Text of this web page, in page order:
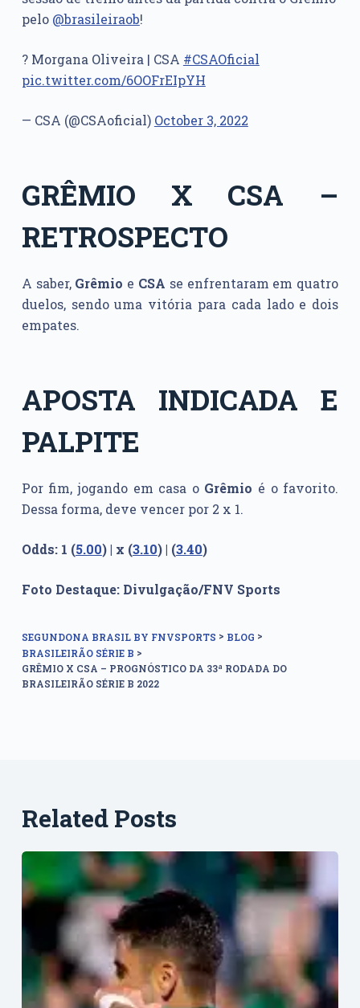
pelo @brasileiraob!
? Morgana Oliveira | CSA #CSAOficial
pic.twitter.com/6OOFrEIpYH
— CSA (@CSAoficial) October 3, 2022
GRÊMIO X CSA –
RETROSPECTO
A saber, Grêmio e CSA se enfrentaram em quatro
duelos, sendo uma vitória para cada lado e dois
empates.
APOSTA INDICADA E
PALPITE
Por fim, jogando em casa o Grêmio é o favorito.
Dessa forma, deve vencer por 2 x 1.
Odds: 1 (5.00) | x (3.10) | (3.40)
Foto Destaque: Divulgação/FNV Sports
SEGUNDONA BRASIL BY FNVSPORTS > BLOG >
BRASILEIRÃO SÉRIE B >
GRÊMIO X CSA – PROGNÓSTICO DA 33ª RODADA DO
BRASILEIRÃO SÉRIE B 2022
Related Posts